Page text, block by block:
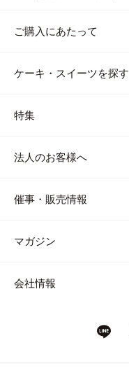
ご購入にあたって
ケーキ・スイーツを探す
特集
法人のお客様へ
催事・販売情報
マガジン
会社情報